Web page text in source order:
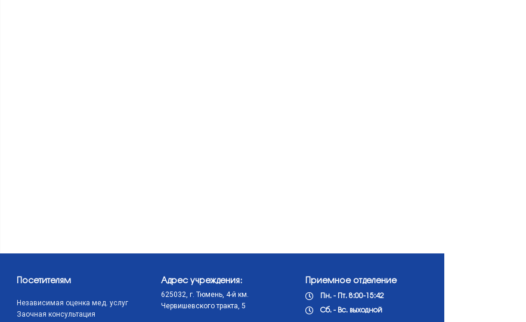
Посетителям
Независимая оценка мед. услуг
Заочная консультация
Адрес учреждения:
625032, г. Тюмень, 4-й км.
Червишевского тракта, 5
Приемное отделение
Пн. - Пт. 8:00-15:42
Сб. - Вс. выходной